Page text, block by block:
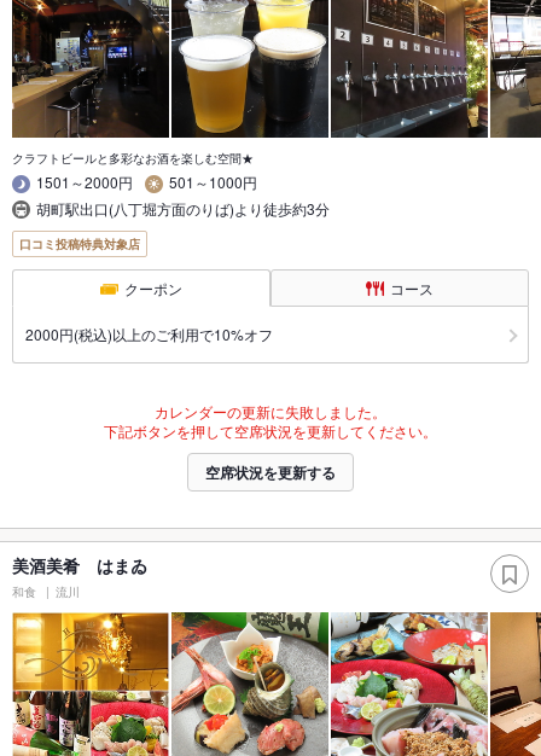
クラフトビールと多彩なお酒を楽しむ空間★
1501～2000円
501～1000円
胡町駅出口(八丁堀方面のりば)より徒歩約3分
口コミ投稿特典対象店
クーポン コース
2000円(税込)以上のご利用で10%オフ
カレンダーの更新に失敗しました。
下記ボタンを押して空席状況を更新してください。
空席状況を更新する
美酒美肴 はまゐ
和食 流川